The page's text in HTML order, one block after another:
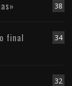
38
34
final
32